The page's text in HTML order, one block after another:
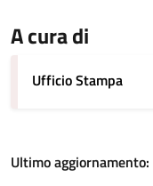
A cura di
Ufficio Stampa
Ultimo aggiornamento: